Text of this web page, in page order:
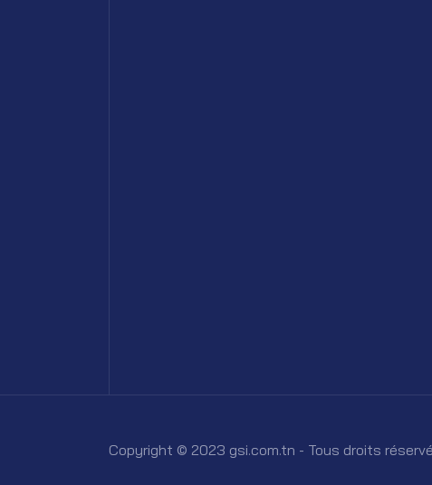
Copyright © 2023 gsi.com.tn - Tous droits